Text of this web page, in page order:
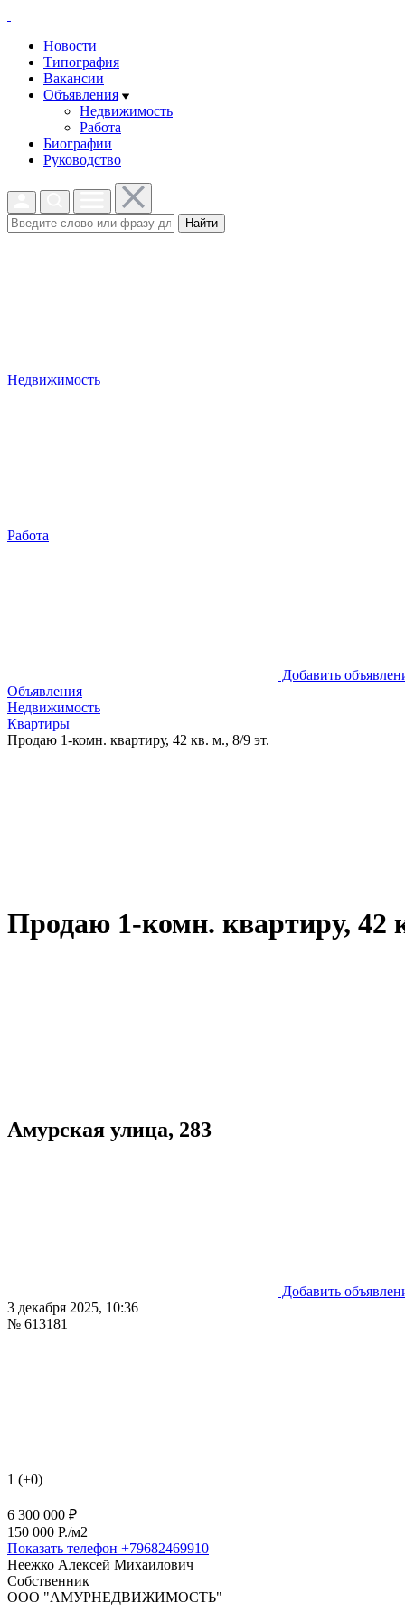
Новости
Типография
Вакансии
Объявления
Недвижимость
Работа
Биографии
Руководство
Найти
Недвижимость
Работа
Добавить
Объявления
Недвижимость
Квартиры
Продаю 1-комн. квартиру, 42 кв. м., 8/9 эт.
Продаю 1-комн. квартиру, 42
Амурская улица, 283
Добавить
3 декабря 2025, 10:36
№ 613181
1 (+0)
6 300 000 ₽
150 000 P./м2
Показать телефон +79682469910
Неежко Алексей Михаилович
Собственник
ООО "АМУРНЕДВИЖИМОСТЬ"